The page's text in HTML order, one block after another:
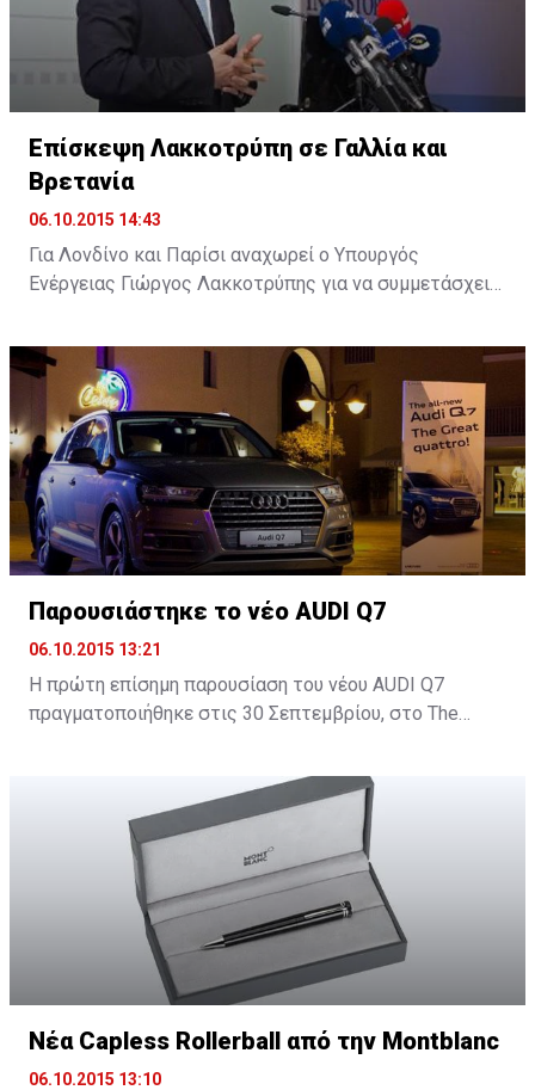
Επίσκεψη Λακκοτρύπη σε Γαλλία και
Βρετανία
06.10.2015 14:43
Για Λονδίνο και Παρίσι αναχωρεί ο Υπουργός
Ενέργειας Γιώργος Λακκοτρύπης για να συμμετάσχει
επενδύσεων στην Κύπρο, ενώ θα έχει επαφές και με
εκπροσώπους ενεργειακών κολοσσών.
Παρουσιάστηκε το νέο AUDI Q7
06.10.2015 13:21
H πρώτη επίσημη παρουσίαση του νέου AUDI Q7
πραγματοποιήθηκε στις 30 Σεπτεμβρίου, στο Τhe
ευκαιρία να δουν από κοντά το νέο SUV της Audi.
Νέα Capless Rollerball από την Montblanc
06.10.2015 13:10